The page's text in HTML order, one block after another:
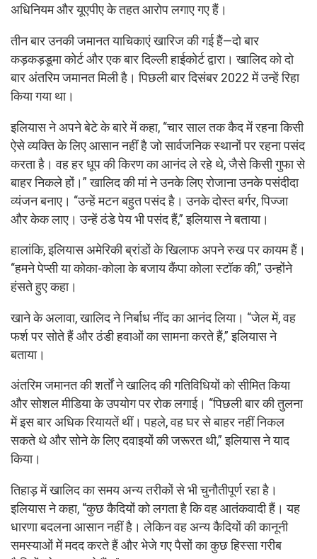
अधिनियम और यूएपीए के तहत आरोप लगाए गए हैं।
तीन बार उनकी जमानत याचिकाएं खारिज की गई हैं—दो बार
कड़कड़डूमा कोर्ट और एक बार दिल्ली हाईकोर्ट द्वारा। खालिद को दो
बार अंतरिम जमानत मिली है। पिछली बार दिसंबर 2022 में उन्हें रिहा
किया गया था।
इलियास ने अपने बेटे के बारे में कहा, “चार साल तक कैद में रहना किसी
ऐसे व्यक्ति के लिए आसान नहीं है जो सार्वजनिक स्थानों पर रहना पसंद
करता है। वह हर धूप की किरण का आनंद ले रहे थे, जैसे किसी गुफा से
बाहर निकले हों।” खालिद की मां ने उनके लिए रोजाना उनके पसंदीदा
व्यंजन बनाए। “उन्हें मटन बहुत पसंद है। उनके दोस्त बर्गर, पिज्जा
और केक लाए। उन्हें ठंडे पेय भी पसंद हैं,” इलियास ने बताया।
हालांकि, इलियास अमेरिकी ब्रांडों के खिलाफ अपने रुख पर कायम हैं।
“हमने पेप्सी या कोका-कोला के बजाय कैंपा कोला स्टॉक की,” उन्होंने
हंसते हुए कहा।
खाने के अलावा, खालिद ने निर्बाध नींद का आनंद लिया। “जेल में, वह
फर्श पर सोते हैं और ठंडी हवाओं का सामना करते हैं,” इलियास ने
बताया।
अंतरिम जमानत की शर्तों ने खालिद की गतिविधियों को सीमित किया
और सोशल मीडिया के उपयोग पर रोक लगाई। “पिछली बार की तुलना
में इस बार अधिक रियायतें थीं। पहले, वह घर से बाहर नहीं निकल
सकते थे और सोने के लिए दवाइयों की जरूरत थी,” इलियास ने याद
किया।
तिहाड़ में खालिद का समय अन्य तरीकों से भी चुनौतीपूर्ण रहा है।
इलियास ने कहा, “कुछ कैदियों को लगता है कि वह आतंकवादी हैं। यह
धारणा बदलना आसान नहीं है। लेकिन वह अन्य कैदियों की कानूनी
समस्याओं में मदद करते हैं और भेजे गए पैसों का कुछ हिस्सा गरीब